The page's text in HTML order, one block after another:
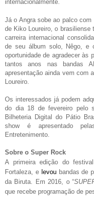
internacionalmente.
Já o Angra sobe ao palco
de Kiko Loureiro, o brasiliense
carreira internacional
de seu álbum solo, Nêgo, e
oportunidade de agradecer às
tantos anos nas bandas
apresentação ainda vem com
Loureiro.
Os interessados já podem
do dia 18 de fevereiro pelo
Bilheteria Digital do Pátio
show é apresentado
Entretenimento.
Sobre o Super Rock
A primeira edição do festival
Fortaleza, e levou​bandas de
da Biruta. Em 2016, o “
que recebe programação de